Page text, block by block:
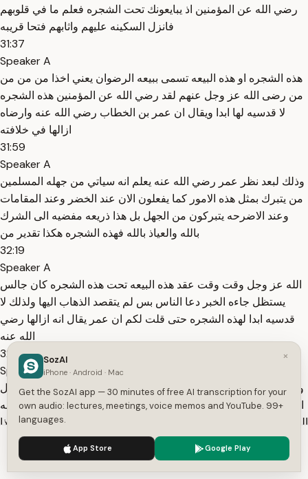
رضي الله عن المؤمنين اذ يبايعونك تحت الشجره فعلم ما في قلوبهم
فانزل السكينه عليهم واثابهم فتحا قريبه
31:37
Speaker A
هذه الشجره او هذه البيعه تسمى ببيعه الرضوان يعني اخذا من من من
من رضى الله عز وجل عنهم لقد رضي الله عن المؤمنين هذه الشجره
لا قدسيه لها ابدا ويقال ان عمر بن الخطاب رضي الله عنه وارضاه
ازالها في خلافته
31:59
Speaker A
وذلك لبعد نظر عمر رضي الله عنه يعلم انه سياتي من جهله المسلمين
من يتبرك بمثل هذه الامور كما يفعلون الان عند الخضر وعند المقامات
وعند الاضرحه يتبركون من الجهل بل هذا ذريعه مفضيه الى الشرك
بالله والعياذ بالله فهذه الشجره هكذا تقدير من
32:19
Speaker A
الله عز وجل وقت وقت عقد هذه البيعه تحت هذه الشجره كان جالس
يستظل جاءه الخبر دعا الناس بس لم يتقصد الذهاب اليها ولذلك لا
قدسيه ابدا لهذه الشجره حتى قلت لكم ان عمر يقال انه ازالها رضي
الله عنه
32:37
Speaker A
وارضاها هذا الموقف لا شك انه من المواقف المضيئه التي تبين فضائل
اصحاب النبي صلى الله عليه وسلم والله عز وجل قد شهد لهم بسلامه
الصدور وبصحه الايمان لقوله جل في في علاه فعلم ما في قلوبهم وهذا
رد على هؤلاء الاخبا الزنادقه
33:08
Speaker A
We use cookies to enhance your experience.
×
SozAI
iPhone · Android · Mac
Get the SozAI app — 30 minutes of free AI transcription for your
own audio: lectures, meetings, voice memos and YouTube. 99+
languages.
App Store Google Play